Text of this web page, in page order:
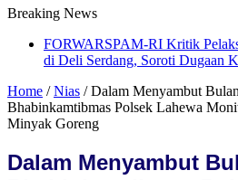
Breaking News
FORWARSPAM-RI Kritik
di Deli Serdang, Soroti Dugaan
Home / Nias / Dalam Menyambut
Bhabinkamtibmas Polsek Lahewa
Minyak Goreng
Dalam Menyambut